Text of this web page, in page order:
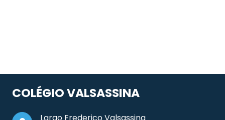
COLÉGIO VALSASSINA
Largo Frederico Valsassina